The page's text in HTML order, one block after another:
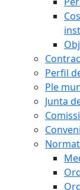
Perfil
Ple
Junta